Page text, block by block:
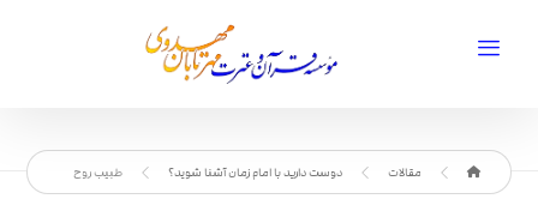
مقالات دوست دارید با امام زمان آشنا شوید؟ طبیب روح